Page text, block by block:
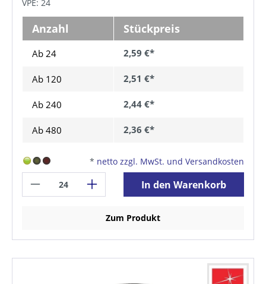
VPE: 24
Anzahl Stückpreis
Ab 24 2,59 €*
Ab 120 2,51 €*
Ab 240 2,44 €*
Ab 480 2,36 €*
* netto zzgl. MwSt. und Versandkosten
In den Warenkorb
Zum Produkt